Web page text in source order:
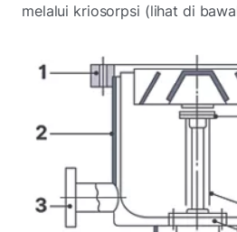
melalui kriosorpsi (lihat di